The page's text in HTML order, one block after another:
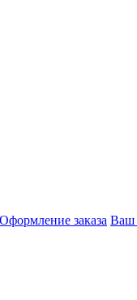
Оформление заказа Ваш